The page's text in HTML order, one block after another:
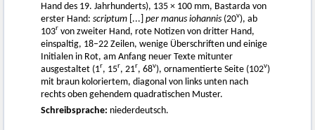
Hand des 19. Jahrhunderts), 135 × 100 mm, Bastarda von
erster Hand: scriptum [...] per manus iohannis (20v), ab
103r von zweiter Hand, rote Notizen von dritter Hand,
einspaltig, 18–22 Zeilen, wenige Überschriften und einige
Initialen in Rot, am Anfang neuer Texte mitunter
ausgestaltet (1r, 15r, 21r, 68v), ornamentierte Seite (102v)
mit braun koloriertem, diagonal von links unten nach
rechts oben gehendem quadratischen Muster.
Schreibsprache: niederdeutsch.